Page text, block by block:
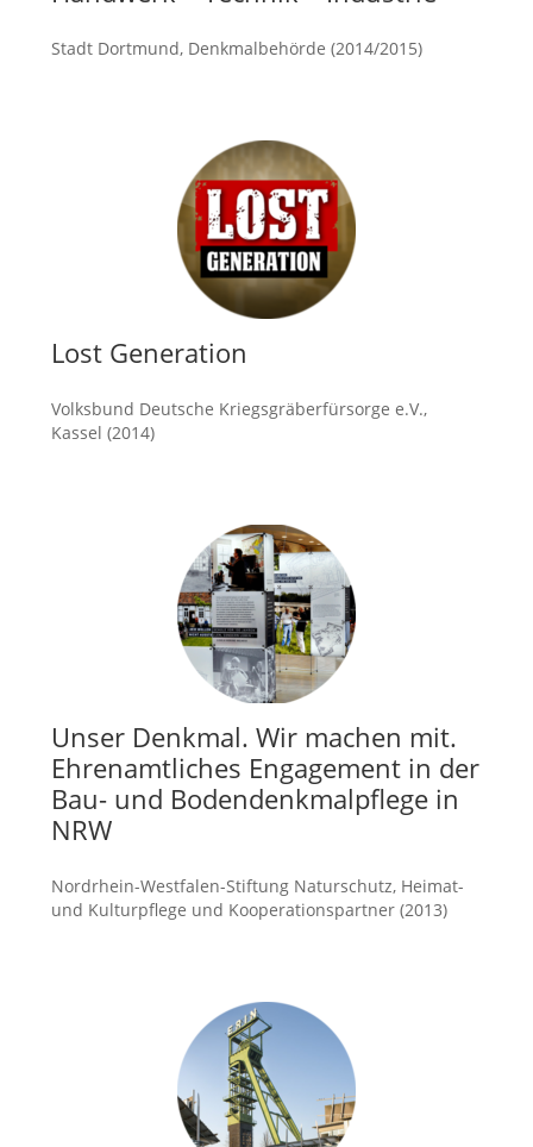
Stadt Dortmund, Denkmalbehörde (2014/2015)
Lost Generation
Volksbund Deutsche Kriegsgräberfürsorge e.V.,
Kassel (2014)
Unser Denkmal. Wir machen mit.
Ehrenamtliches Engagement in der
Bau- und Bodendenkmalpflege in
NRW
Nordrhein-Westfalen-Stiftung Naturschutz, Heimat-
und Kulturpflege und Kooperationspartner (2013)